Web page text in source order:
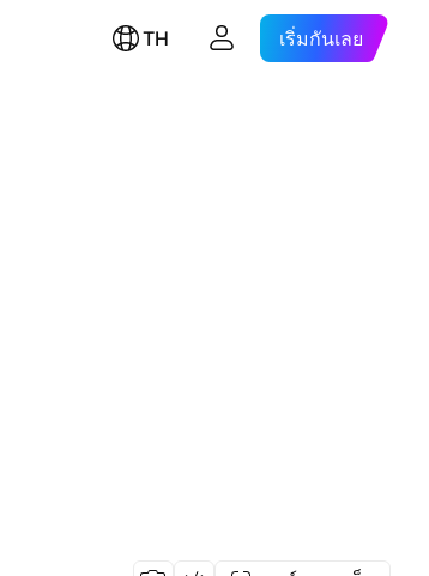
TH เริ่มกันเลย